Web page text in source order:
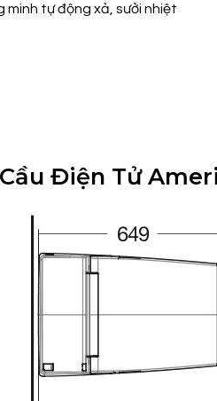
tự động xả, sưởi nhiệt
Điện Tử